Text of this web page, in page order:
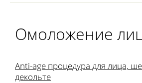
Омоложение
Anti-age процедура для лица,
декольте